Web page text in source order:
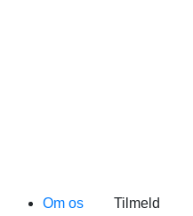
Om os
Tilmeld